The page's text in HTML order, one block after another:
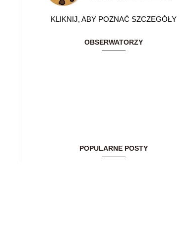
KLIKNIJ, ABY POZNAĆ SZCZEGÓŁY
OBSERWATORZY
POPULARNE POSTY